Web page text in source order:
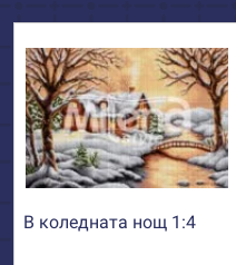
В коледната нощ 1:4